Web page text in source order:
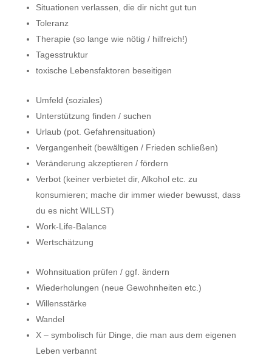
Situationen verlassen, die dir nicht gut tun
Toleranz
Therapie (so lange wie nötig / hilfreich!)
Tagesstruktur
toxische Lebensfaktoren beseitigen
Umfeld (soziales)
Unterstützung finden / suchen
Urlaub (pot. Gefahrensituation)
Vergangenheit (bewältigen / Frieden schließen)
Veränderung akzeptieren / fördern
Verbot (keiner verbietet dir, Alkohol etc. zu
konsumieren; mache dir immer wieder bewusst, dass
du es nicht WILLST)
Work-Life-Balance
Wertschätzung
Wohnsituation prüfen / ggf. ändern
Wiederholungen (neue Gewohnheiten etc.)
Willensstärke
Wandel
X – symbolisch für Dinge, die man aus dem eigenen
Leben verbannt